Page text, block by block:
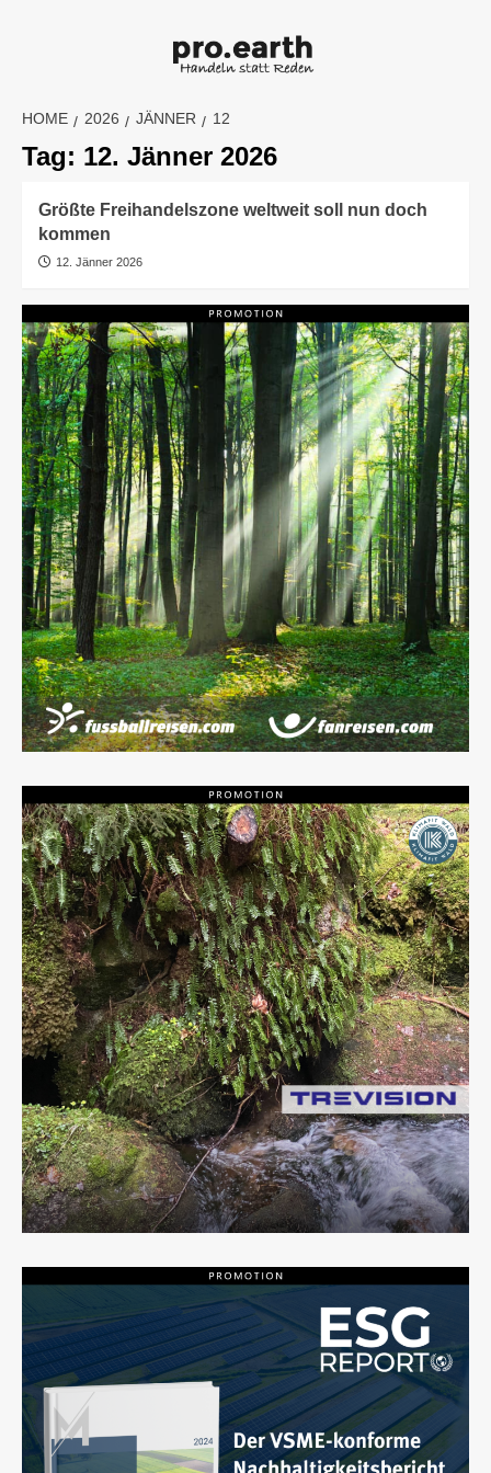
HOME 2026 JÄNNER 12
Tag: 12. Jänner 2026
Größte Freihandelszone weltweit soll nun doch
kommen
12. Jänner 2026